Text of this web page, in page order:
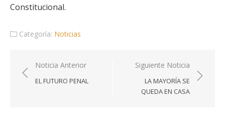
Constitucional.
Categoría: Noticias
Navegación
de
Noticia Anterior
EL FUTURO PENAL
Siguiente Noticia
LA MAYORÍA SE
QUEDA EN CASA